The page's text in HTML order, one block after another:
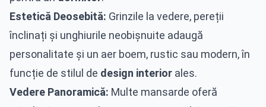
Estetică Deosebită: Grinzile la vedere, pereții
înclinați și unghiurile neobișnuite adaugă
personalitate și un aer boem, rustic sau modern, în
funcție de stilul de design interior ales.
Vedere Panoramică: Multe mansarde oferă